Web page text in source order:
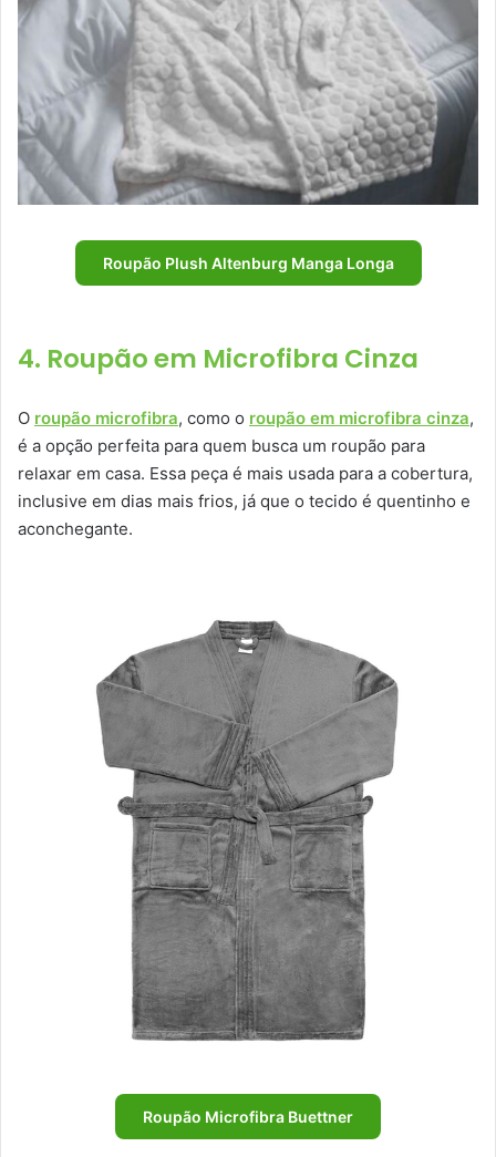
Roupão Plush Altenburg Manga Longa
4. Roupão em Microfibra Cinza
O roupão microfibra, como o roupão em microfibra cinza,
é a opção perfeita para quem busca um roupão para
relaxar em casa. Essa peça é mais usada para a cobertura,
inclusive em dias mais frios, já que o tecido é quentinho e
aconchegante.
Roupão Microfibra Buettner